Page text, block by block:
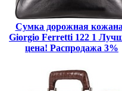
Сумка дорожная
Giorgio Ferretti 122 1
цена! Распродажа 3%